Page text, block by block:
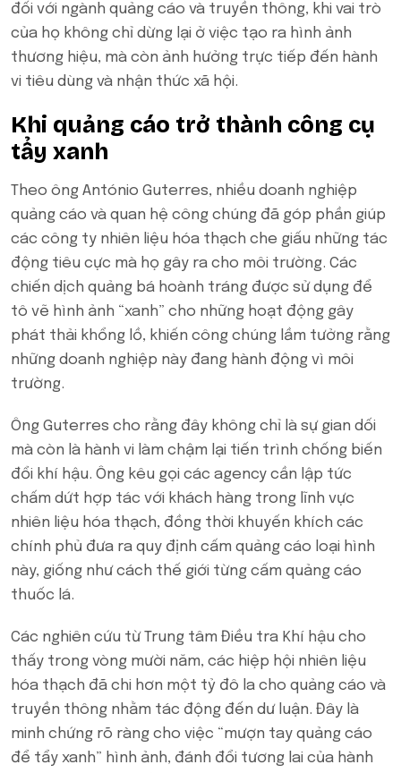
đối với ngành quảng cáo và truyền thông, khi vai trò
của họ không chỉ dừng lại ở việc tạo ra hình ảnh
thương hiệu, mà còn ảnh hưởng trực tiếp đến hành
vi tiêu dùng và nhận thức xã hội.
Khi quảng cáo trở thành công cụ
tẩy xanh
Theo ông António Guterres, nhiều doanh nghiệp
quảng cáo và quan hệ công chúng đã góp phần giúp
các công ty nhiên liệu hóa thạch che giấu những tác
động tiêu cực mà họ gây ra cho môi trường. Các
chiến dịch quảng bá hoành tráng được sử dụng để
tô vẽ hình ảnh “xanh” cho những hoạt động gây
phát thải khổng lồ, khiến công chúng lầm tưởng rằng
những doanh nghiệp này đang hành động vì môi
trường.
Ông Guterres cho rằng đây không chỉ là sự gian dối
mà còn là hành vi làm chậm lại tiến trình chống biến
đổi khí hậu. Ông kêu gọi các agency cần lập tức
chấm dứt hợp tác với khách hàng trong lĩnh vực
nhiên liệu hóa thạch, đồng thời khuyến khích các
chính phủ đưa ra quy định cấm quảng cáo loại hình
này, giống như cách thế giới từng cấm quảng cáo
thuốc lá.
Các nghiên cứu từ Trung tâm Điều tra Khí hậu cho
thấy trong vòng mười năm, các hiệp hội nhiên liệu
hóa thạch đã chi hơn một tỷ đô la cho quảng cáo và
truyền thông nhằm tác động đến dư luận. Đây là
minh chứng rõ ràng cho việc “mượn tay quảng cáo
để tẩy xanh” hình ảnh, đánh đổi tương lai của hành